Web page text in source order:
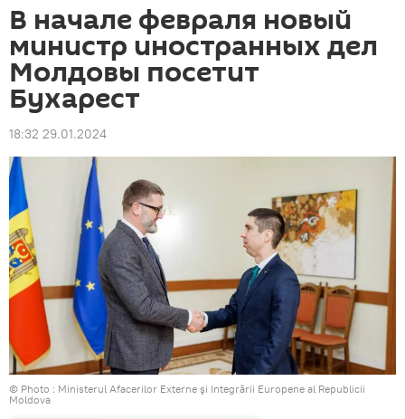
В начале февраля новый
министр иностранных дел
Молдовы посетит
Бухарест
18:32 29.01.2024
© Photo : Ministerul Afacerilor Externe şi Integrării Europene al Republicii
Moldova